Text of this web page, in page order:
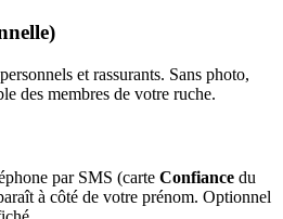
et rassurants. Sans photo,
des membres de votre ruche.
par SMS (carte Confiance du
à côté de votre prénom. Optionnel